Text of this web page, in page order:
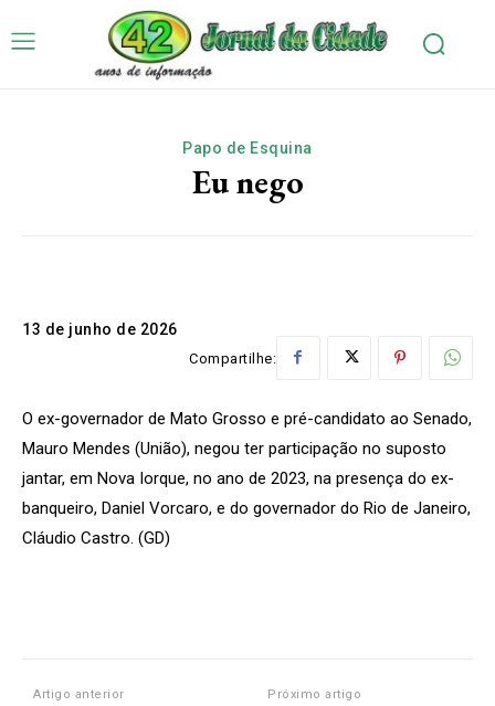
Papo de Esquina
Eu nego
13 de junho de 2026
Compartilhe:
O ex-governador de Mato Grosso e pré-candidato ao Senado,
Mauro Mendes (União), negou ter participação no suposto
jantar, em Nova Iorque, no ano de 2023, na presença do ex-
banqueiro, Daniel Vorcaro, e do governador do Rio de Janeiro,
Cláudio Castro. (GD)
Artigo anterior Próximo artigo